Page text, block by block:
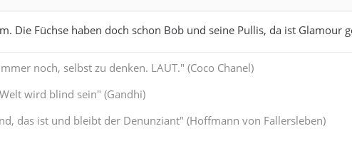
Die Füchse haben doch schon Bob und seine Pullis, da ist Glamour
noch, selbst zu denken. LAUT." (Coco Chanel)
wird blind sein" (Gandhi)
das ist und bleibt der Denunziant" (Hoffmann von Fallersleben)